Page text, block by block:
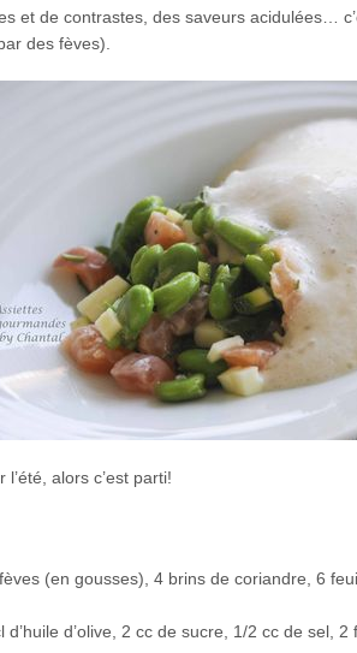
et de contrastes, des saveurs acidulées…
des fèves).
alors c’est parti!
(en gousses), 4 brins de coriandre, 6
d’olive, 2 cc de sucre, 1/2 cc de sel, 2